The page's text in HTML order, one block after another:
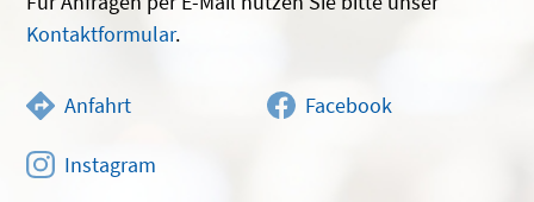
Kontaktformular.
Anfahrt Facebook
Instagram